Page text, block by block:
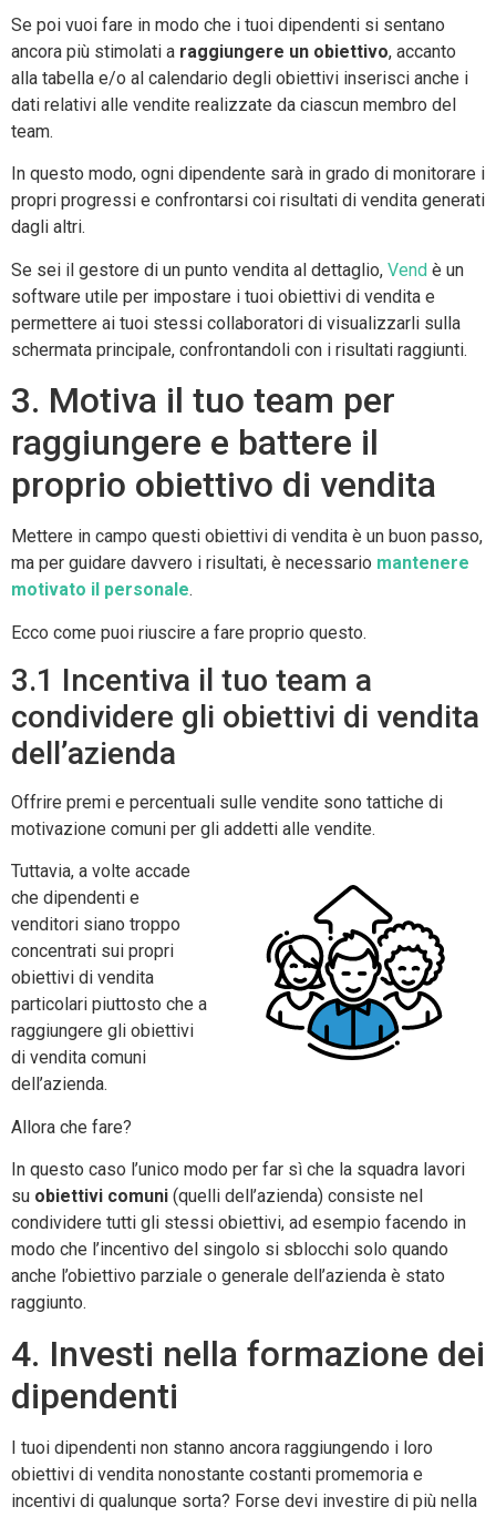
Se poi vuoi fare in modo che i tuoi dipendenti si sentano
ancora più stimolati a raggiungere un obiettivo, accanto
alla tabella e/o al calendario degli obiettivi inserisci anche i
dati relativi alle vendite realizzate da ciascun membro del
team.
In questo modo, ogni dipendente sarà in grado di monitorare i
propri progressi e confrontarsi coi risultati di vendita generati
dagli altri.
Se sei il gestore di un punto vendita al dettaglio, Vend è un
software utile per impostare i tuoi obiettivi di vendita e
permettere ai tuoi stessi collaboratori di visualizzarli sulla
schermata principale, confrontandoli con i risultati raggiunti.
3. Motiva il tuo team per
raggiungere e battere il
proprio obiettivo di vendita
Mettere in campo questi obiettivi di vendita è un buon passo,
ma per guidare davvero i risultati, è necessario mantenere
motivato il personale.
Ecco come puoi riuscire a fare proprio questo.
3.1 Incentiva il tuo team a
condividere gli obiettivi di vendita
dell’azienda
Offrire premi e percentuali sulle vendite sono tattiche di
motivazione comuni per gli addetti alle vendite.
Tuttavia, a volte accade
che dipendenti e
venditori siano troppo
concentrati sui propri
obiettivi di vendita
particolari piuttosto che a
raggiungere gli obiettivi
di vendita comuni
dell’azienda.
Allora che fare?
In questo caso l’unico modo per far sì che la squadra lavori
su obiettivi comuni (quelli dell’azienda) consiste nel
condividere tutti gli stessi obiettivi, ad esempio facendo in
modo che l’incentivo del singolo si sblocchi solo quando
anche l’obiettivo parziale o generale dell’azienda è stato
raggiunto.
4. Investi nella formazione dei
dipendenti
I tuoi dipendenti non stanno ancora raggiungendo i loro
obiettivi di vendita nonostante costanti promemoria e
incentivi di qualunque sorta? Forse devi investire di più nella